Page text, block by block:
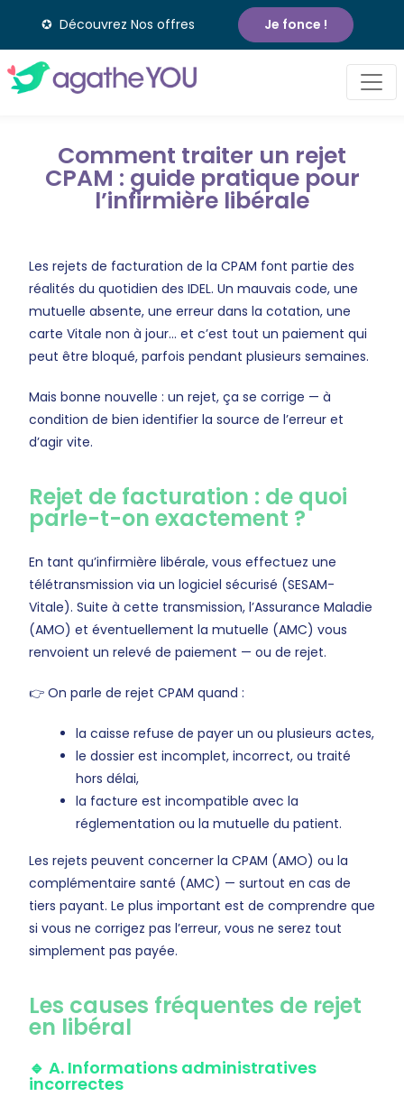
✪ Découvrez Nos offres Je fonce !
Comment traiter un rejet
CPAM : guide pratique pour
l’infirmière libérale
Les rejets de facturation de la CPAM font partie des
réalités du quotidien des IDEL. Un mauvais code, une
mutuelle absente, une erreur dans la cotation, une
carte Vitale non à jour… et c’est tout un paiement qui
peut être bloqué, parfois pendant plusieurs semaines.
Mais bonne nouvelle : un rejet, ça se corrige — à
condition de bien identifier la source de l’erreur et
d’agir vite.
Rejet de facturation : de quoi
parle-t-on exactement ?
En tant qu’infirmière libérale, vous effectuez une
télétransmission via un logiciel sécurisé (SESAM-
Vitale). Suite à cette transmission, l’Assurance Maladie
(AMO) et éventuellement la mutuelle (AMC) vous
renvoient un relevé de paiement — ou de rejet.
👉 On parle de rejet CPAM quand :
la caisse refuse de payer un ou plusieurs actes,
le dossier est incomplet, incorrect, ou traité
hors délai,
la facture est incompatible avec la
réglementation ou la mutuelle du patient.
Les rejets peuvent concerner la CPAM (AMO) ou la
complémentaire santé (AMC) — surtout en cas de
tiers payant. Le plus important est de comprendre que
si vous ne corrigez pas l’erreur, vous ne serez tout
simplement pas payée.
Les causes fréquentes de rejet
en libéral
🔹 A. Informations administratives
incorrectes